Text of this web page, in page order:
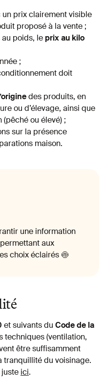
un prix clairement visible
proposé à la vente ;
poids, le prix au kilo
;
doit
des produits, en
ou d’élevage, ainsi que
ou élevé) ;
sur la présence
maison.
une information
aux
choix éclairés 🍥
et suivants du Code de la
techniques (ventilation,
être suffisamment
tranquillité du voisinage.
ici.